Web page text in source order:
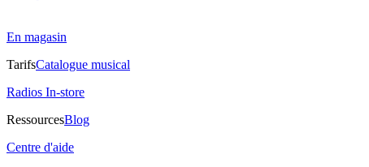
En magasin
TarifsCatalogue musical
Radios In-store
RessourcesBlog
Centre d'aide